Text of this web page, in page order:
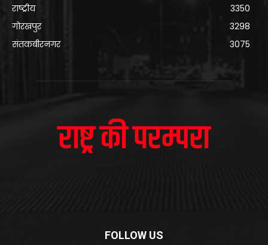
राष्ट्रीय
3350
गोरखपुर
3298
संतकबीरनगर
3075
FOLLOW US